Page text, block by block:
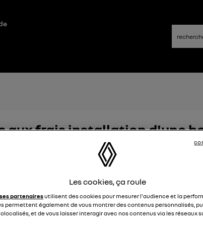
aux frais installation d'une
il des aides pour faire installer une borne de recharge
Les cookies, ça roule
ses partenairesutilisent des cookies pour mesurer l'audience et la
permettent également de vous montrer des contenus personnalisés,
et de vous laisser interagir avec nos contenus via les réseaux